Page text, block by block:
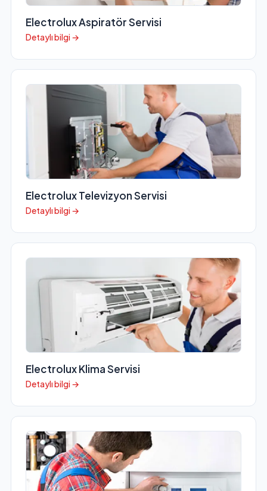
Electrolux Aspiratör Servisi
Detaylı bilgi →
Electrolux Televizyon Servisi
Detaylı bilgi →
Electrolux Klima Servisi
Detaylı bilgi →